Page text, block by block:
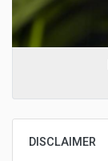
DISCLAIMER